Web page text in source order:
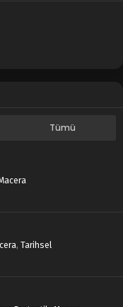
Tümü
, Tarihsel